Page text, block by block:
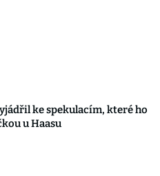
ke spekulacím, které ho
u Haasu